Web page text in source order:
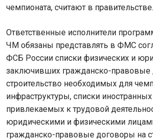
чемпионата, считают в правительстве.
Ответственные исполнители
ЧМ обязаны представлять в ФМС
ФСБ России списки физических и
заключивших гражданско-правовые
строительство необходимых для
инфраструктуры, списки
привлекаемых к трудовой
юридическими и физическими
гражданско-правовые договоры на